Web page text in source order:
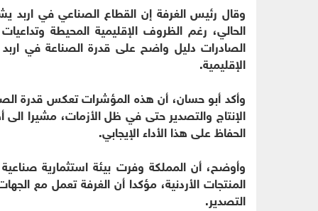
وقال رئيس الغرفة إن القطاع الصناعي في اربد
الحالي، رغم الظروف الإقليمية المحيطة
الصادرات دليل واضح على قدرة الصناعة في
الإقليمية.
وأكد أبو حسان، أن هذه المؤشرات تعكس قدرة
الإنتاج والتصدير حتى في ظل الأزمات، مشيرا
الحفاظ على هذا الأداء الإيجابي.
وأوضح، أن المملكة وفرت بيئة استثمارية
المنتجات الأردنية، مؤكدا أن الغرفة تعمل مع
التصدير.